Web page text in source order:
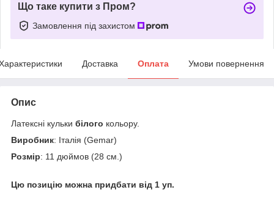
Що таке купити з Пром?
Замовлення під захистом
Доставка Оплата Умови повернення
Опис
Латексні кульки білого кольору.
Виробник: Італія (Gemar)
Розмір: 11 дюймов (28 см.)
Цю позицію можна придбати від 1 уп.